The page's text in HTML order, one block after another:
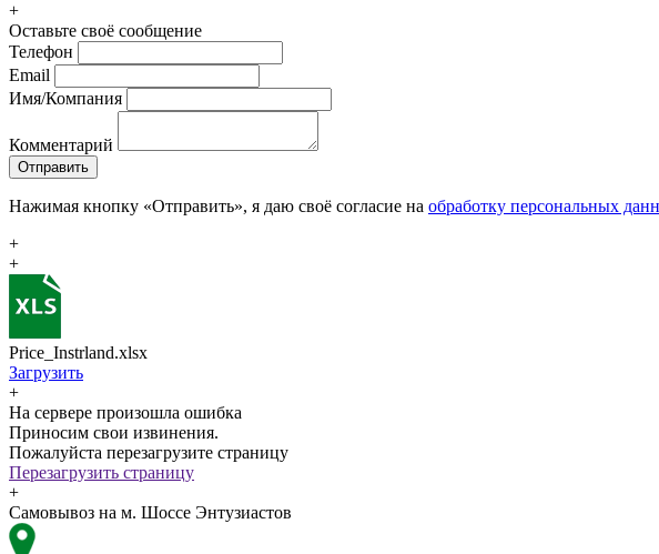
+
Оставьте своё сообщение
Телефон
Email
Имя/Компания
Комментарий
Отправить
Нажимая кнопку «Отправить», я даю своё согласие на обработку персональных
+
+
Price_Instrland.xlsx
Загрузить
+
На сервере произошла ошибка
Приносим свои извинения.
Пожалуйста перезагрузите страницу
Перезагрузить страницу
+
Самовывоз на м. Шоссе Энтузиастов